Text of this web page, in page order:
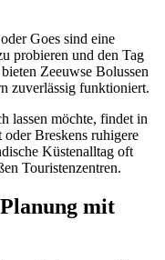
Goes sind eine
probieren und den Tag
Zeeuwse Bolussen
zuverlässig funktioniert.
lassen möchte, findet in
Breskens ruhigere
Küstenalltag oft
Touristenzentren.
mit